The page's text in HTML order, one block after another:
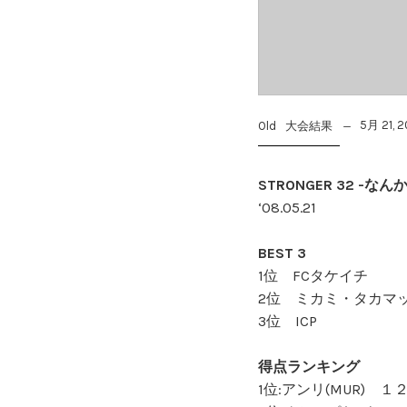
Old 大会結果 5月 21,
STRONGER 32 -なん
‘08.05.21
BEST 3
1位 FCタケイチ
2位 ミカミ・タカマ
3位 ICP
得点ランキング
1位:アンリ(MUR) １２